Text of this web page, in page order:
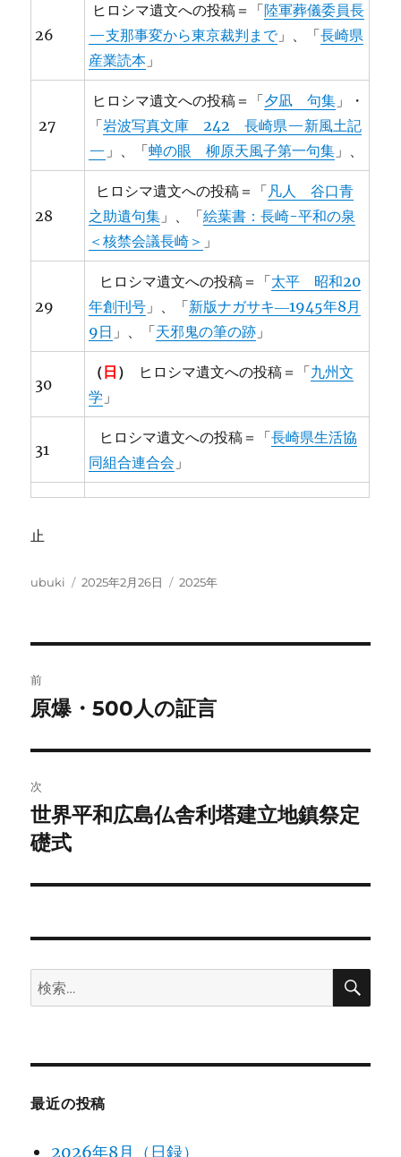
26
ヒロシマ遺文への投稿＝「陸軍葬儀委員長
—支那事変から東京裁判まで」、「長崎県
産業読本 」
27
ヒロシマ遺文への投稿＝「夕凪 句集 」・
「岩波写真文庫 242 長崎県—新風土記
— 」、「蝉の眼 柳原天風子第一句集 」、
28
ヒロシマ遺文への投稿＝「凡人 谷口青
之助遺句集 」、「絵葉書：長崎-平和の泉
＜核禁会議長崎＞ 」
29
ヒロシマ遺文への投稿＝「太平 昭和20
年創刊号 」、「新版ナガサキ―1945年8月
9日 」、「天邪鬼の筆の跡 」
30
（ 日 ） ヒロシマ遺文への投稿＝「九州文
学 」
31
ヒロシマ遺文への投稿＝「長崎県生活協
同組合連合会 」
止
投
ubuki
投
2025年2月26日
カ
2025年
稿
ビ
ゲ
ー
シ
ン
前
前
投
稿:
原爆・500人の証言
次
次
の
稿:
世界平和広島仏舎利塔建立地鎮祭定
礎式
検
索:
検
最近の投稿
2026年8月（日録）